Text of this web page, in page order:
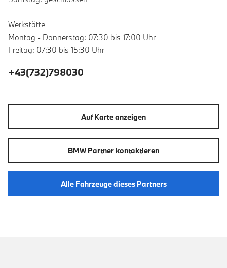
Werkstätte
Montag - Donnerstag: 07:30 bis 17:00 Uhr
Freitag: 07:30 bis 15:30 Uhr
+43(732)798030
Auf Karte anzeigen
BMW Partner kontaktieren
Alle Fahrzeuge dieses Partners